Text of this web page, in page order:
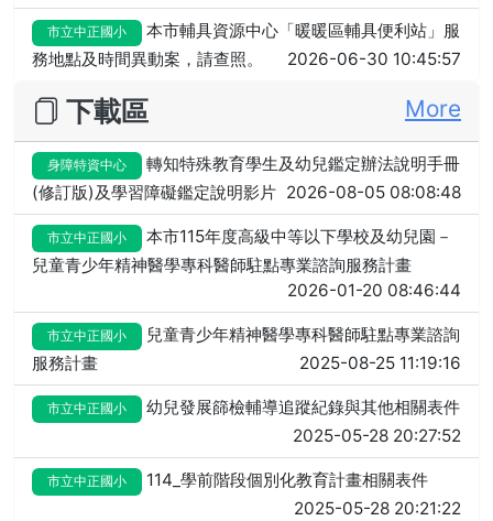
市立中正國小
本市輔具資源中心「暖暖區輔具便利站」服
務地點及時間異動案，請查照。
2026-06-30 10:45:57
More
下載區
身障特資中心
轉知特殊教育學生及幼兒鑑定辦法說明手冊
(修訂版)及學習障礙鑑定說明影片 2026-08-05 08:08:48
市立中正國小
本市115年度高級中等以下學校及幼兒園－
兒童青少年精神醫學專科醫師駐點專業諮詢服務計畫
2026-01-20 08:46:44
市立中正國小
兒童青少年精神醫學專科醫師駐點專業諮詢
服務計畫
2025-08-25 11:19:16
市立中正國小
幼兒發展篩檢輔導追蹤紀錄與其他相關表件
2025-05-28 20:27:52
市立中正國小
114_學前階段個別化教育計畫相關表件
2025-05-28 20:21:22